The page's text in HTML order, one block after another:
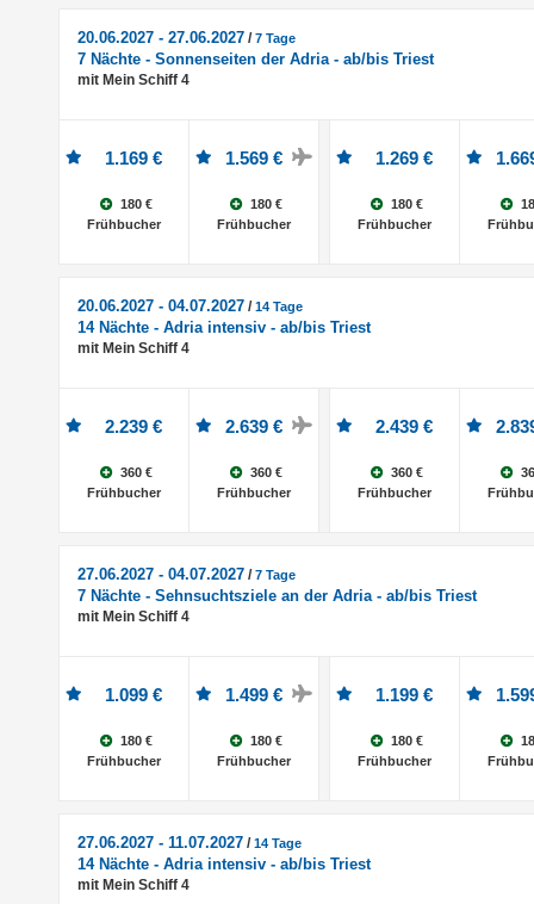
20.06.2027 - 27.06.2027 /7 Tage
7 Nächte - Sonnenseiten der Adria - ab/bis Triest
mit Mein Schiff 4
1.169 €
180 €
Frühbucher
1.569 €
180 €
Frühbucher
1.269 €
180 €
Frühbucher
20.06.2027 - 04.07.2027 /14 Tage
14 Nächte - Adria intensiv - ab/bis Triest
mit Mein Schiff 4
2.239 €
360 €
Frühbucher
2.639 €
360 €
Frühbucher
2.439 €
360 €
Frühbucher
27.06.2027 - 04.07.2027 /7 Tage
7 Nächte - Sehnsuchtsziele an der Adria - ab/bis Triest
mit Mein Schiff 4
1.099 €
180 €
Frühbucher
1.499 €
180 €
Frühbucher
1.199 €
180 €
Frühbucher
27.06.2027 - 11.07.2027 /14 Tage
14 Nächte - Adria intensiv - ab/bis Triest
mit Mein Schiff 4